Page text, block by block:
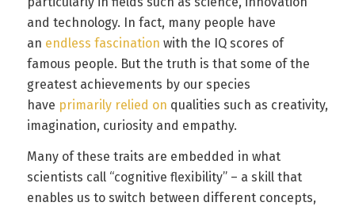
and technology. In fact, many people have
an endless fascination with the IQ scores of
famous people. But the truth is that some of the
greatest achievements by our species
have primarily relied on qualities such as creativity,
imagination, curiosity and empathy.
Many of these traits are embedded in what
scientists call “cognitive flexibility” – a skill that
enables us to switch between different concepts,